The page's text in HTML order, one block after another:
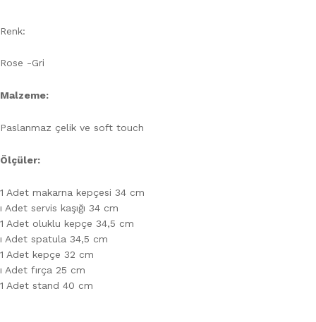
Renk:
Rose -Gri
Malzeme:
Paslanmaz çelik ve soft touch
Ölçüler:
1 Adet makarna kepçesi 34 cm
ı Adet servis kaşığı 34 cm
1 Adet oluklu kepçe 34,5 cm
ı Adet spatula 34,5 cm
1 Adet kepçe 32 cm
ı Adet fırça 25 cm
1 Adet stand 40 cm